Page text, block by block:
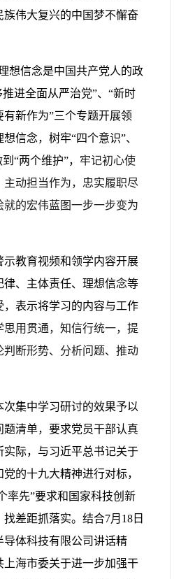
族伟大复兴的中国梦不懈奋
想信念是中国共产党人的政
进全面从严治党”、“新时
新作为”三个专题开展领
信念，树牢“四个意识”、
“两个维护”， 牢记初心使
主动担当作为，忠实履职尽
就的宏伟蓝图一步一步变为
示教育视频和领学内容开展
律、主体责任、理想信念等
，表示将学习的内容与工作
思用贯通，知信行统一，提
判断形势、分析问题、推动
次集中学习研讨的效果予以
题清单，要求党员干部认真
实际，与习近平总书记关于
的十九大精神进行对标，
率先”要求和国家科技创新
找差距抓落实。结合7月 18 日
导体科技有限公司讲话精
上海市委关于进一步加强干